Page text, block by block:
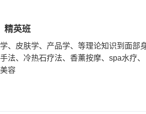
精英班
、皮肤学、产品学、等理论知识到面部
法、冷热石疗法、香薰按摩、spa水疗、
容